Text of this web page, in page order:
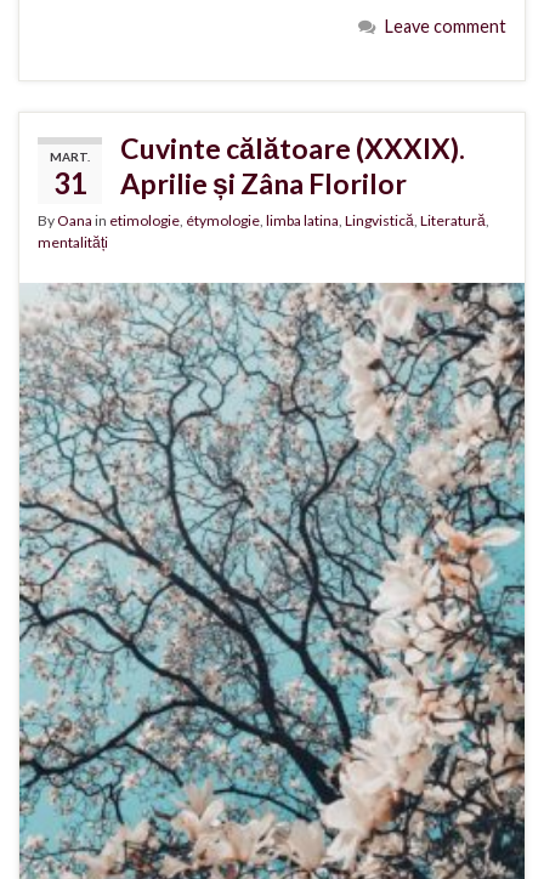
Leave comment
MART.
31
Cuvinte călătoare (XXXIX).
Aprilie și Zâna Florilor
ByOana in etimologie, étymologie, limba latina, Lingvistică, Literatură,
mentalități